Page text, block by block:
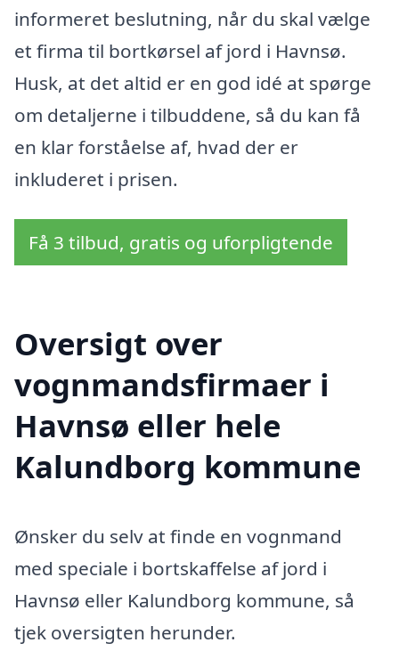
informeret beslutning, når du skal vælge
et firma til bortkørsel af jord i Havnsø.
Husk, at det altid er en god idé at spørge
om detaljerne i tilbuddene, så du kan få
en klar forståelse af, hvad der er
inkluderet i prisen.
Få 3 tilbud, gratis og uforpligtende
Oversigt over
vognmandsfirmaer i
Havnsø eller hele
Kalundborg kommune
Ønsker du selv at finde en vognmand
med speciale i bortskaffelse af jord i
Havnsø eller Kalundborg kommune, så
tjek oversigten herunder.